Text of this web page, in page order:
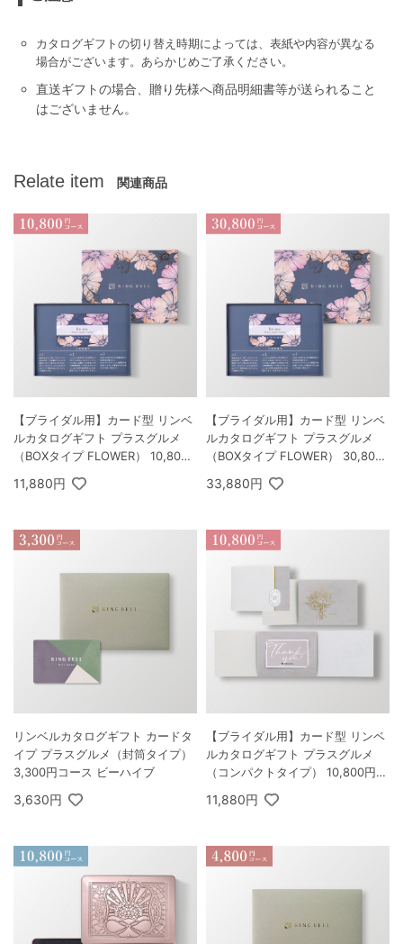
カタログギフトの切り替え時期によっては、表紙や内容が異なる
場合がございます。あらかじめご了承ください。
直送ギフトの場合、贈り先様へ商品明細書等が送られること
はございません。
Relate item 関連商品
【ブライダル用】カード型 リンベ
ルカタログギフト プラスグルメ
（BOXタイプ FLOWER） 10,800
11,880円
【ブライダル用】カード型 リンベ
ルカタログギフト プラスグルメ
（BOXタイプ FLOWER） 30,800
ー
33,880円
リンベルカタログギフト カードタ
イプ プラスグルメ（封筒タイプ）
3,300円コース ビーハイブ
3,630円
【ブライダル用】カード型 リンベ
ルカタログギフト プラスグルメ
（コンパクトタイプ） 10,800円コ
11,880円